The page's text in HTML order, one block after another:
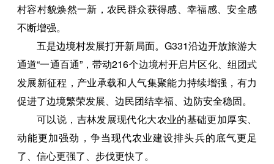
村容村貌焕然一新，农民群众获得感、幸福感、安全感
不断增强。
五是边境村发展打开新局面。G331沿边开放旅游大
通道“一通百通”，带动216个边境村开启片区化、组团式
发展新征程，产业承载和人气集聚能力持续增强，有力
促进了边境繁荣发展、边民团结幸福、边防安全稳固。
可以说，吉林发展现代化大农业的基础更加厚实、
动能更加强劲，争当现代农业建设排头兵的底气更足
了、信心更强了、步伐更快了。